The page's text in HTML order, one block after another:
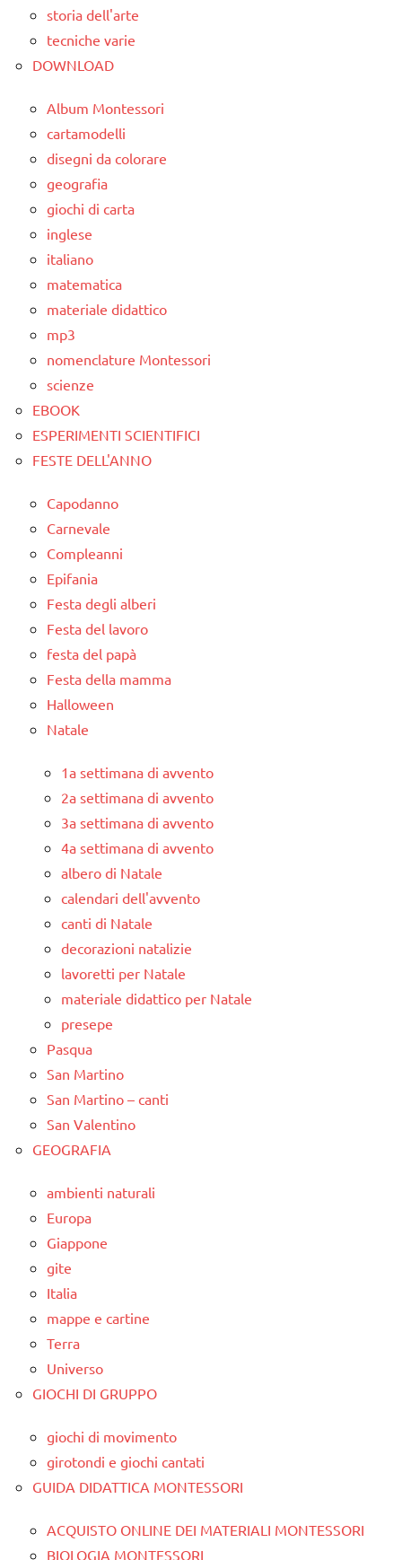
storia dell'arte
tecniche varie
DOWNLOAD
Album Montessori
cartamodelli
disegni da colorare
geografia
giochi di carta
inglese
italiano
matematica
materiale didattico
mp3
nomenclature Montessori
scienze
EBOOK
ESPERIMENTI SCIENTIFICI
FESTE DELL'ANNO
Capodanno
Carnevale
Compleanni
Epifania
Festa degli alberi
Festa del lavoro
festa del papà
Festa della mamma
Halloween
Natale
1a settimana di avvento
2a settimana di avvento
3a settimana di avvento
4a settimana di avvento
albero di Natale
calendari dell'avvento
canti di Natale
decorazioni natalizie
lavoretti per Natale
materiale didattico per Natale
presepe
Pasqua
San Martino
San Martino – canti
San Valentino
GEOGRAFIA
ambienti naturali
Europa
Giappone
gite
Italia
mappe e cartine
Terra
Universo
GIOCHI DI GRUPPO
giochi di movimento
girotondi e giochi cantati
GUIDA DIDATTICA MONTESSORI
ACQUISTO ONLINE DEI MATERIALI MONTESSORI
BIOLOGIA MONTESSORI